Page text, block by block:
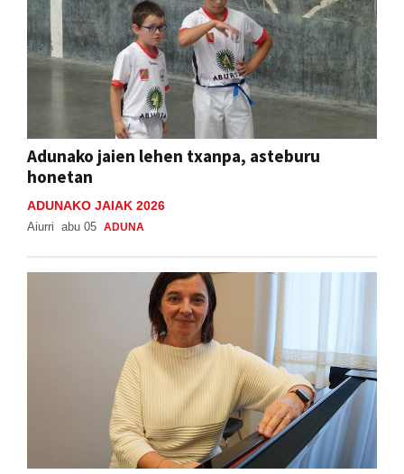
Adunako jaien lehen txanpa, asteburu
honetan
ADUNAKO JAIAK 2026
Aiurri abu 05 ADUNA